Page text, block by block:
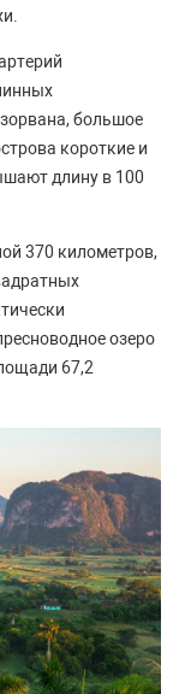
большое
короткие и
длину в 100
370 километров,
озеро
67,2